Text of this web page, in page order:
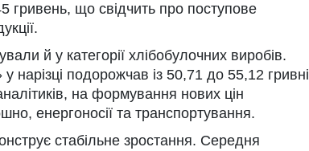
гривень, що свідчить про поступове
й у категорії хлібобулочних виробів.
нарізці подорожчав із 50,71 до 55,12 гривні
на формування нових цін
енергоносії та транспортування.
стабільне зростання. Середня